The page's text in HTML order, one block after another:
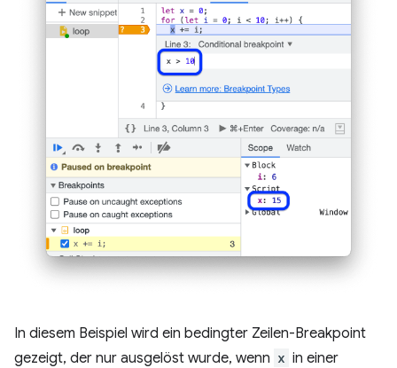
In diesem Beispiel wird ein bedingter Zeilen-Breakpoint
gezeigt, der nur ausgelöst wurde, wenn x in einer